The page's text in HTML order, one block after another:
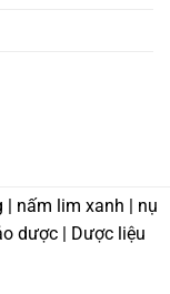
| nấm lim xanh | nụ
dược | Dược liệu